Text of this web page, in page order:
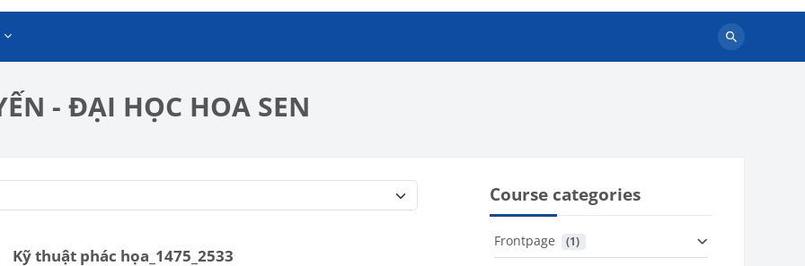
Search
- ĐẠI HỌC HOA SEN
Kỹ thuật phác họa_1475_2533
Course categories
Frontpage (1)